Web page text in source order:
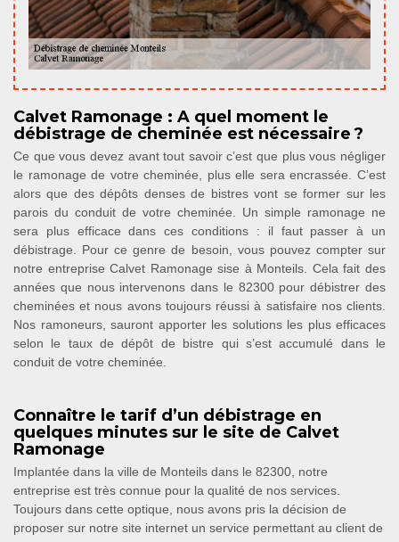
Calvet Ramonage : A quel moment le
débistrage de cheminée est nécessaire ?
Ce que vous devez avant tout savoir c’est que plus vous négliger
le ramonage de votre cheminée, plus elle sera encrassée. C’est
alors que des dépôts denses de bistres vont se former sur les
parois du conduit de votre cheminée. Un simple ramonage ne
sera plus efficace dans ces conditions : il faut passer à un
débistrage. Pour ce genre de besoin, vous pouvez compter sur
notre entreprise Calvet Ramonage sise à Monteils. Cela fait des
années que nous intervenons dans le 82300 pour débistrer des
cheminées et nous avons toujours réussi à satisfaire nos clients.
Nos ramoneurs, sauront apporter les solutions les plus efficaces
selon le taux de dépôt de bistre qui s’est accumulé dans le
conduit de votre cheminée.
Connaître le tarif d’un débistrage en
quelques minutes sur le site de Calvet
Ramonage
Implantée dans la ville de Monteils dans le 82300, notre
entreprise est très connue pour la qualité de nos services.
Toujours dans cette optique, nous avons pris la décision de
proposer sur notre site internet un service permettant au client de